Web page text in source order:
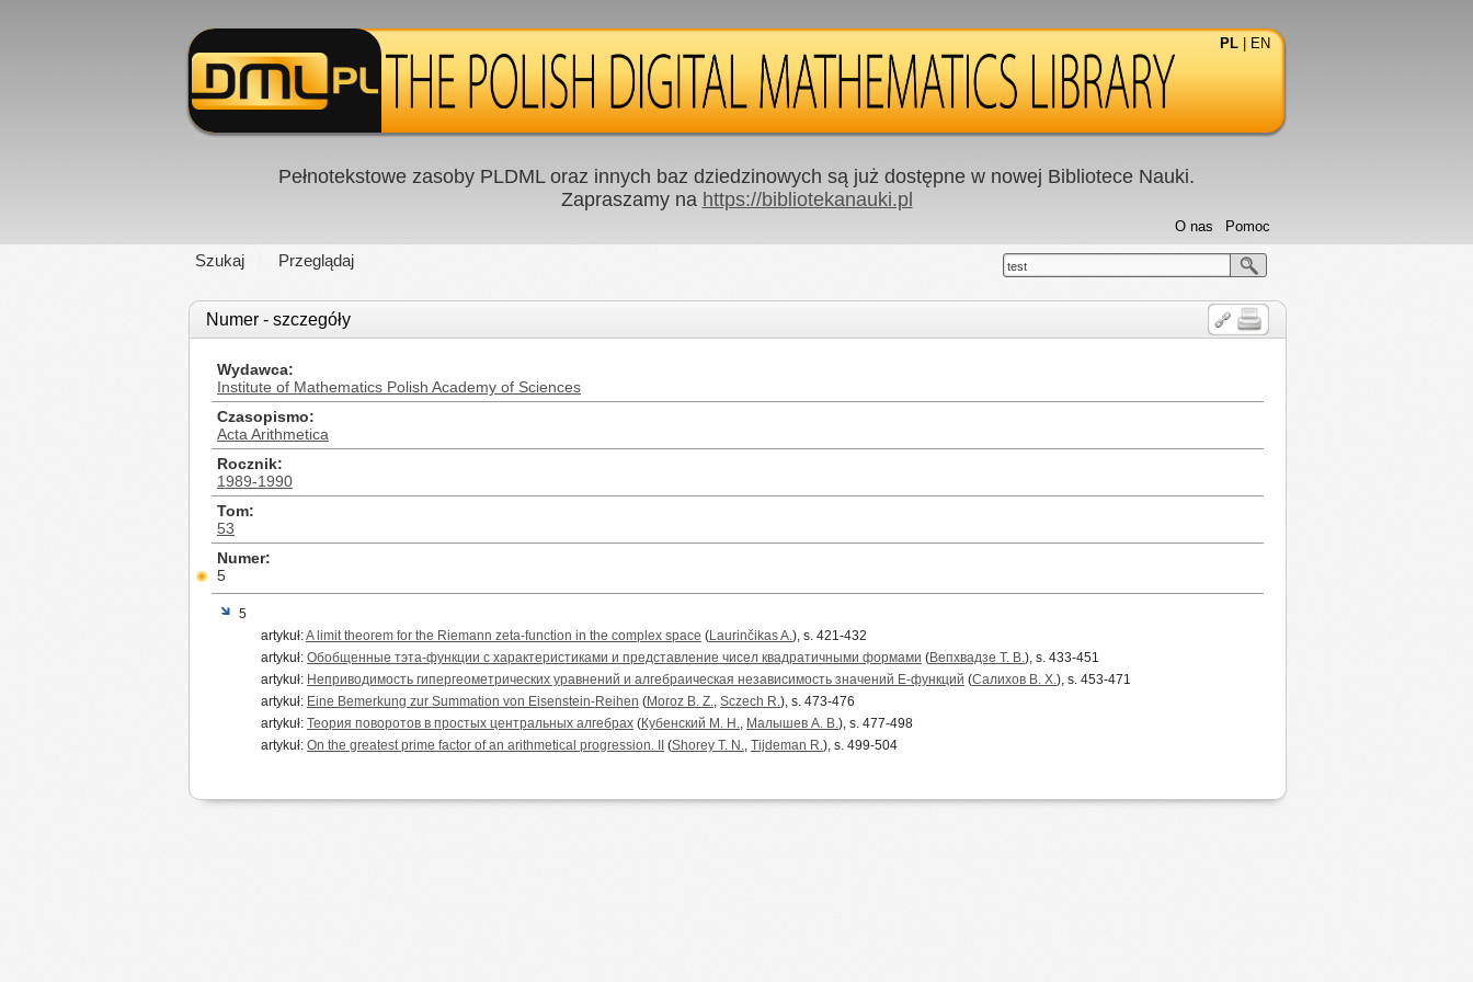
PL EN
Pełnotekstowe zasoby PLDML oraz innych baz dziedzinowych są już dostępne w nowej Bibliotece Nauki.
Zapraszamy na https://bibliotekanauki.pl
Szukaj Przeglądaj
Pomoc
O nas
test
Numer - szczegóły
Wydawca
Institute of Mathematics Polish Academy of Sciences
Czasopismo
Acta Arithmetica
Rocznik
1989-1990
Tom
53
Numer
5
5
artykuł:A limit theorem for the Riemann zeta-function in the complex space (Laurinčikas A.), s. 421-432
artykuł: Обобщенные тэта-функции с характеристиками и представление чисел квадратичными формами (Вепхвадзе Т. В.), s. 433-451
artykuł: Неприводимость гипергеометрических уравнений и алгебраическая независимость значений E-функций (Салихов В. Х.), s. 453-471
artykuł: Eine Bemerkung zur Summation von Eisenstein-Reihen (Moroz B. Z., Sczech R.), s. 473-476
artykuł: Теория поворотов в простых центральных алгебрах (Кубенский М. Н., Малышев А. В.), s. 477-498
artykuł: On the greatest prime factor of an arithmetical progression. II (Shorey T. N., Tijdeman R.), s. 499-504